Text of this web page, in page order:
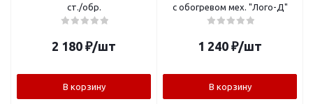
ст./обр.
2 180 ₽/шт
В корзину
с обогревом мех. "Лого-Д"
1 240 ₽/шт
В корзину